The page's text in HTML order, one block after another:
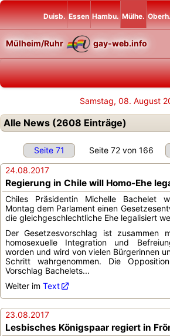
Duisb. Essen Hambu. Mülhe.
Mülheim/Ruhr gay-web.info
Samstag, 08. August
Alle News (2608 Einträge)
Seite 71 Seite 72 von 166
24.08.2017
Regierung in Chile will Homo-Ehe
Chiles Präsidentin Michelle Bachelet
Montag dem Parlament einen
die gleichgeschlechtliche Ehe legalisiert
Der Gesetzesvorschlag ist zusammen
homosexuelle Integration und
worden und wird von vielen Bürgerinnen
Schritt wahrgenommen. Die
Vorschlag Bachelets...
Weiter im Text
23.08.2017
Lesbisches Königspaar regiert in